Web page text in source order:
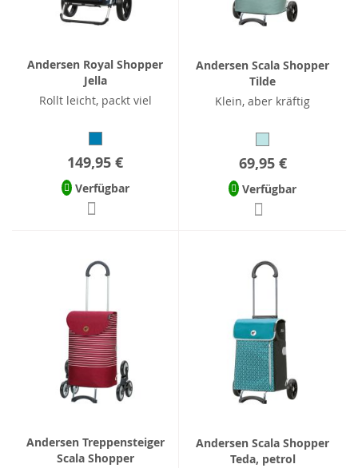
Andersen Royal Shopper
Jella
Rollt leicht, packt viel
149,95 €
Verfügbar
Andersen Scala Shopper
Tilde
Klein, aber kräftig
69,95 €
Verfügbar
Andersen Treppensteiger
Scala Shopper
Andersen Scala Shopper
Teda, petrol